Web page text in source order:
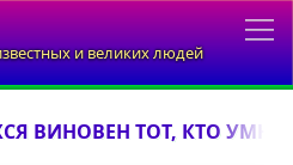
и великих людей
ВИНОВЕН ТОТ, КТО